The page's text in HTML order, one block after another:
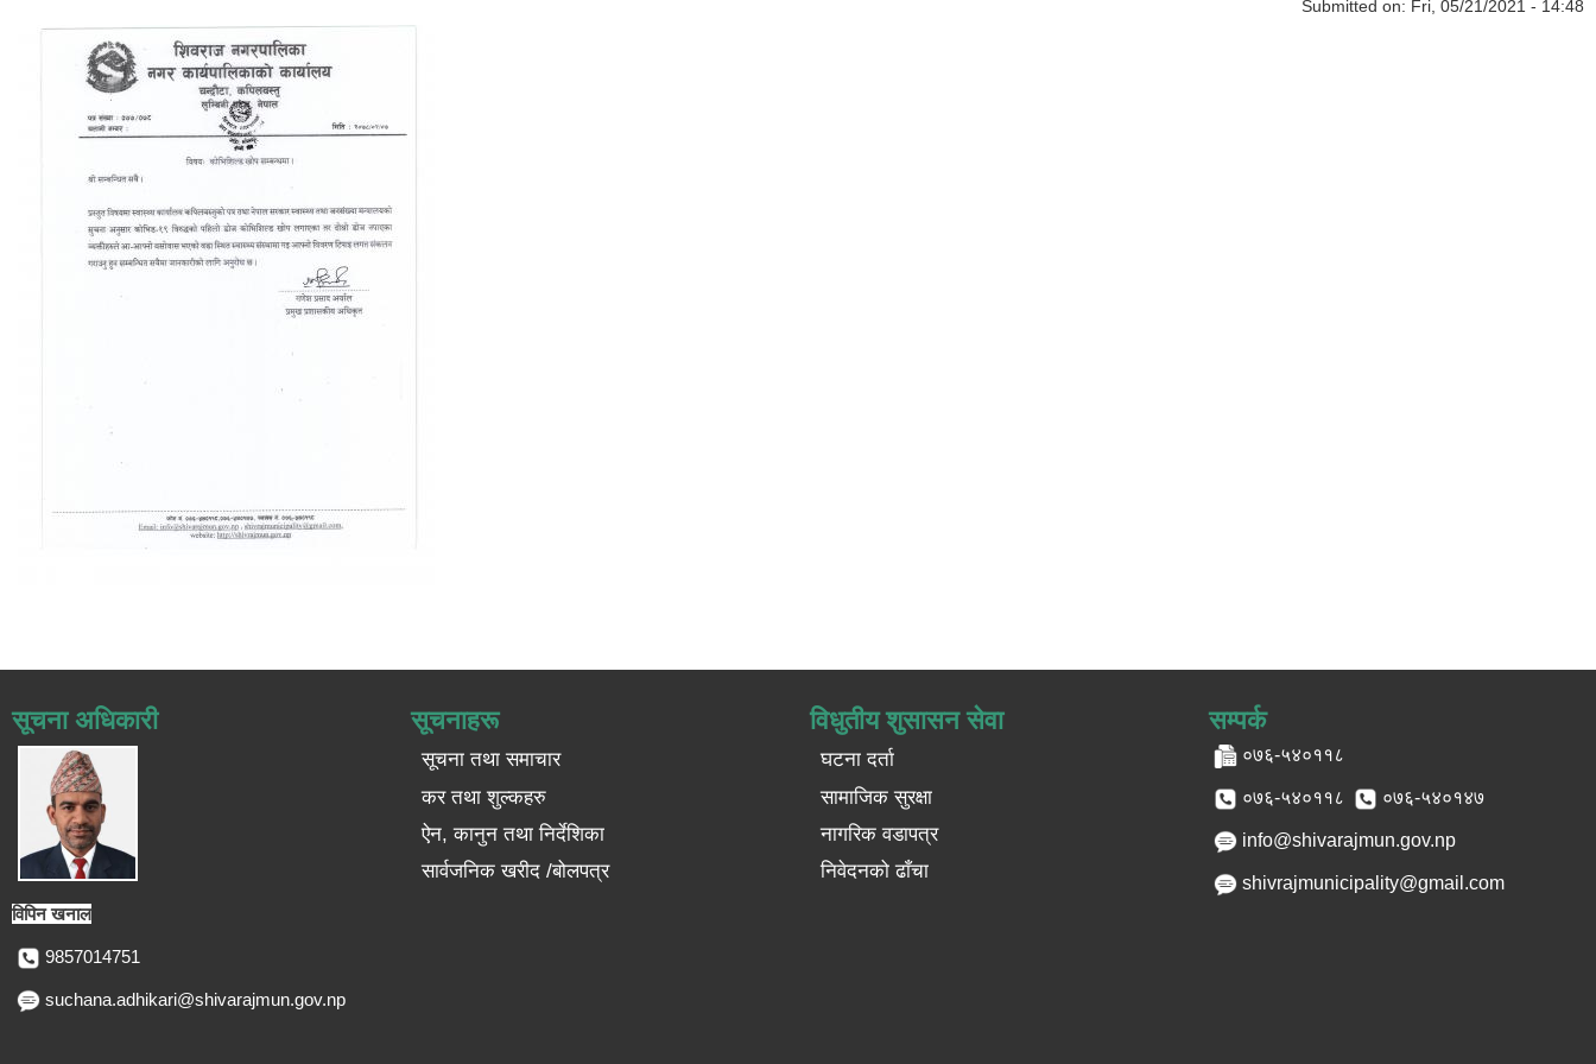
Submitted on: Fri, 05/21/2021 - 14:48
सूचना अधिकारी
विपिन खनाल
9857014751
suchana.adhikari@shivarajmun.gov.np
सूचनाहरू
सूचना तथा समाचार
कर तथा शुल्कहरु
ऐन, कानुन तथा निर्देशिका
सार्वजनिक खरीद /बोलपत्र
विधुतीय शुसासन सेवा
घटना दर्ता
सामाजिक सुरक्षा
नागरिक वडापत्र
निवेदनको ढाँचा
सम्पर्क
०७६-५४०११८
०७६-५४०११८ ०७६-५४०१४७
info@shivarajmun.gov.np
shivrajmunicipality@gmail.com